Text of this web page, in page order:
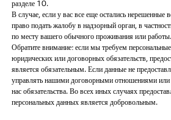
разделе 10.
В случае, если у вас все еще остались нерешенные
право подать жалобу в надзорный орган, в
по месту вашего обычного проживания или работы.
Обратите внимание: если мы требуем
юридических или договорных обязательств,
является обязательным. Если данные не
управлять нашими договорными отношениями или
нас обязательства. Во всех иных случаях
персональных данных является добровольным.